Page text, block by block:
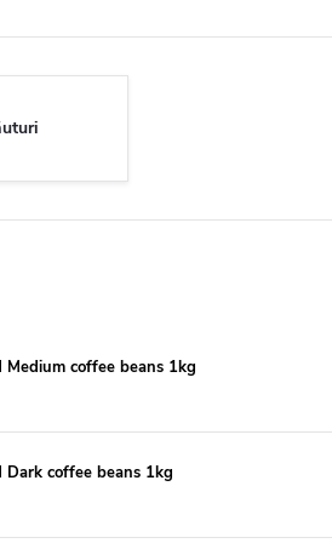
coffee beans 1kg
coffee beans 1kg